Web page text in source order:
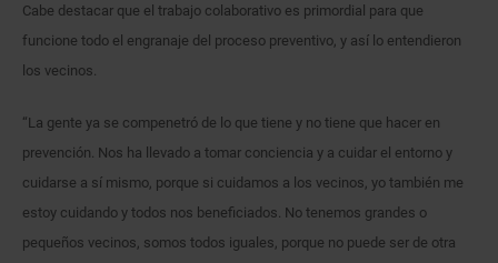
Cabe destacar que el trabajo colaborativo es primordial para que
funcione todo el engranaje del proceso preventivo, y así lo entendieron
los vecinos.
“La gente ya se compenetró de lo que tiene y no tiene que hacer en
prevención. Nos ha llevado a tomar conciencia y a cuidar el entorno y
cuidarse a sí mismo, porque si cuidamos a los vecinos, yo también me
estoy cuidando y todos nos beneficiados. No tenemos grandes o
pequeños vecinos, somos todos iguales, porque no puede ser de otra